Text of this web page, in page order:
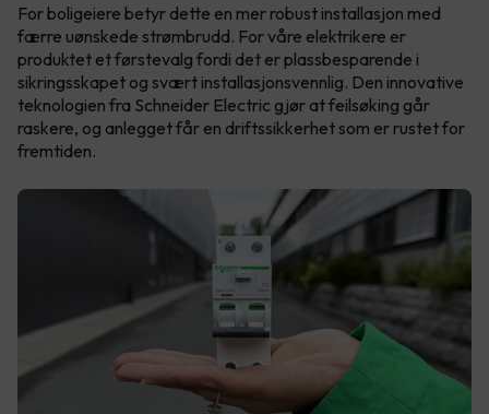
For boligeiere betyr dette en mer robust installasjon med
færre uønskede strømbrudd. For våre elektrikere er
produktet et førstevalg fordi det er plassbesparende i
sikringsskapet og svært installasjonsvennlig. Den innovative
teknologien fra Schneider Electric gjør at feilsøking går
raskere, og anlegget får en driftssikkerhet som er rustet for
fremtiden.